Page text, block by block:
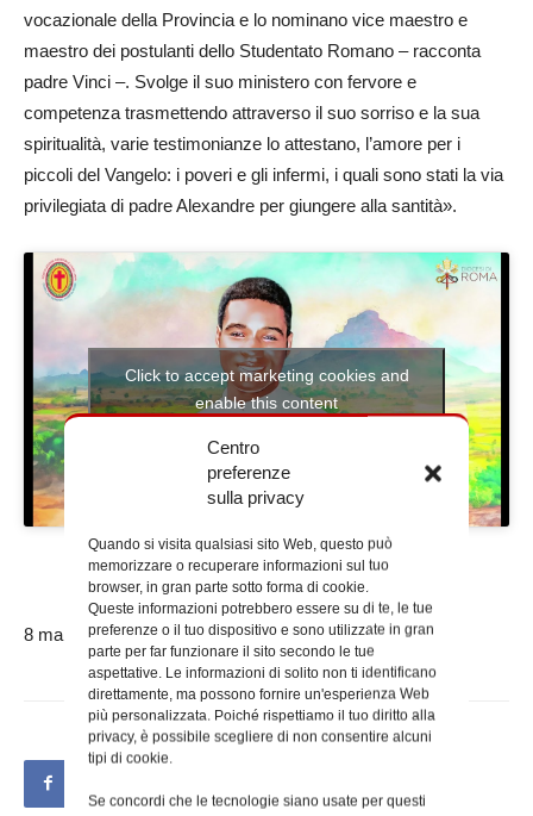
Centro
preferenze
sulla privacy
Quando si visita qualsiasi sito Web, questo può
memorizzare o recuperare informazioni sul tuo
browser, in gran parte sotto forma di cookie.
Queste informazioni potrebbero essere su di te, le tue
preferenze o il tuo dispositivo e sono utilizzate in gran
parte per far funzionare il sito secondo le tue
aspettative. Le informazioni di solito non ti identificano
direttamente, ma possono fornire un'esperienza Web
più personalizzata. Poiché rispettiamo il tuo diritto alla
privacy, è possibile scegliere di non consentire alcuni
tipi di cookie.
Se concordi che le tecnologie siano usate per questi
vocazionale della Provincia e lo nominano vice maestro e
maestro dei postulanti dello Studentato Romano – racconta
padre Vinci –. Svolge il suo ministero con fervore e
competenza trasmettendo attraverso il suo sorriso e la sua
spiritualità, varie testimonianze lo attestano, l’amore per i
piccoli del Vangelo: i poveri e gli infermi, i quali sono stati la via
privilegiata di padre Alexandre per giungere alla santità».
Click to accept marketing cookies and
enable this content
8 marzo 2024